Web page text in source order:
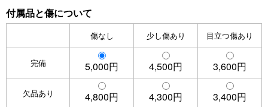
付属品と傷について
傷なし 少し傷あり 目立つ傷あり
完備 5,000円 4,500円 3,600円
欠品あり 4,800円 4,300円 3,400円